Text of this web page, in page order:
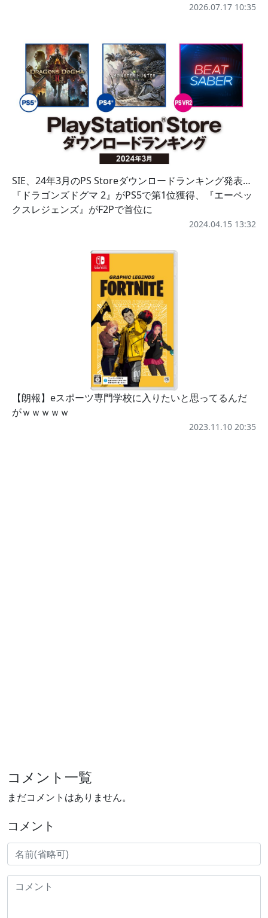
2026.07.17 10:35
SIE、24年3月のPS Storeダウンロードランキング発表…
『ドラゴンズドグマ 2』がPS5で第1位獲得、『エーペッ
クスレジェンズ』がF2Pで首位に
2024.04.15 13:32
【朗報】eスポーツ専門学校に入りたいと思ってるんだ
がｗｗｗｗｗ
2023.11.10 20:35
コメント一覧
まだコメントはありません。
コメント